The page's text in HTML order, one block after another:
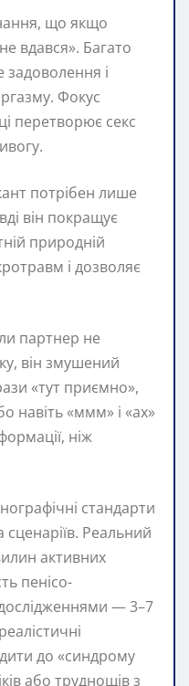
що якщо
вдався». Багато
і
Фокус
перетворює секс
потрібен лише
він покращує
природній
і дозволяє
партнер не
він змушений
«тут приємно»,
навіть «ммм» і «ах»
ніж
стандарти
сценаріїв. Реальний
активних
пенісо-
— 3–7
до «синдрому
або труднощів з